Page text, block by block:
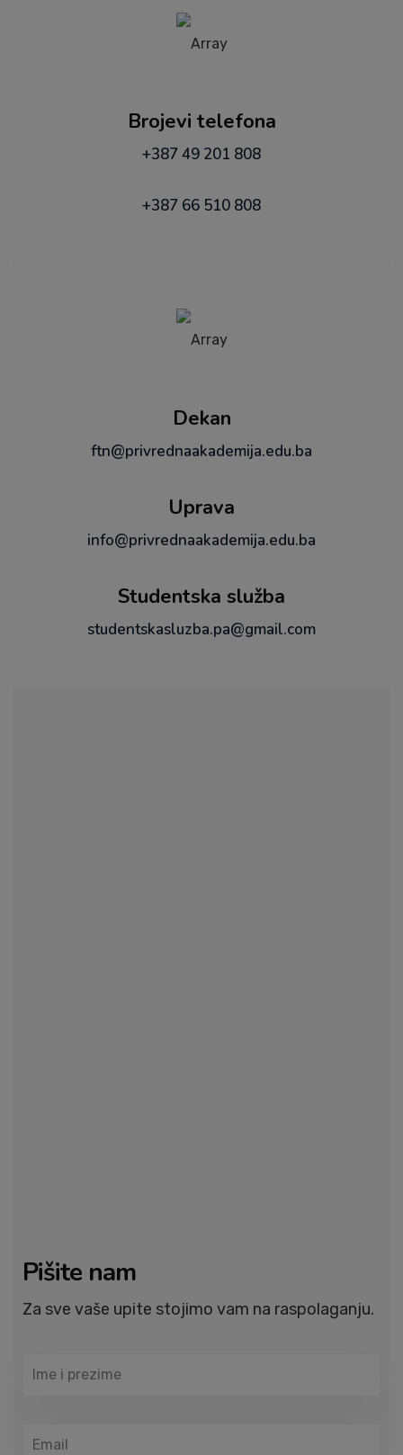
Brojevi telefona
+387 49 201 808
+387 66 510 808
Dekan
ftn@privrednaakademija.edu.ba
Uprava
info@privrednaakademija.edu.ba
Studentska služba
studentskasluzba.pa@gmail.com
Pišite nam
Za sve vaše upite stojimo vam na raspolaganju.